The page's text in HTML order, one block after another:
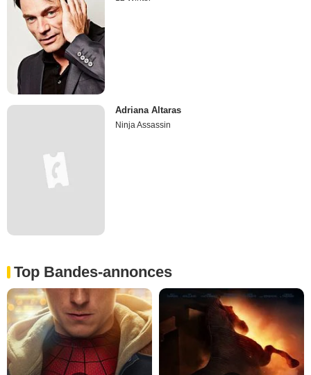
Adriana Altaras
Ninja Assassin
Top Bandes-annonces